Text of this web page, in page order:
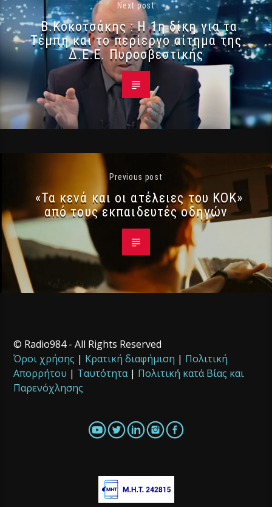
Next post
Β.Κοκοτσάκης : Η 1η δίκη για τα
Τέμπη και το περίεργο αίτημα της
Δ.Ε.Ε. Πυροσβεστικής
Previous post
«Τα κενά και οι ατέλειες του ΚΟΚ»
από τους εκπαιδευτές οδηγών
© Radio984 - All Rights Reserved
Όροι χρήσης | Κρατική διαφήμιση | Πολιτική
Απορρήτου | Ταυτότητα| Πολιτική κατά Βίας και
Παρενόχλησης